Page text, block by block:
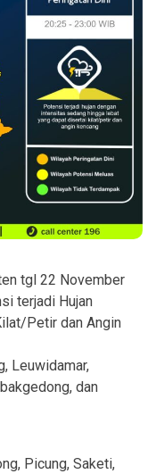
tgl 22 November
terjadi Hujan
Petir dan Angin
Leuwidamar,
dan
Picung, Saketi,